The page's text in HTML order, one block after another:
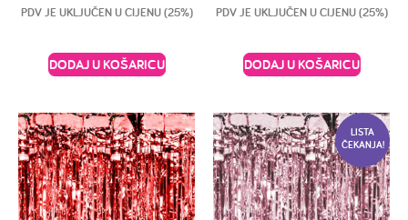
PDV JE UKLJUČEN U CIJENU (25%)
DODAJ U KOŠARICU
PDV JE UKLJUČEN U CIJENU (25%)
DODAJ U KOŠARICU
LISTA
ČEKANJA!